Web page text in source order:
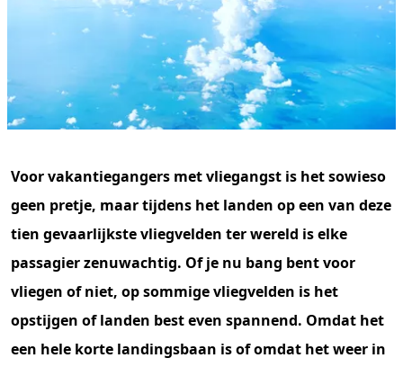
Voor vakantiegangers met vliegangst is het sowieso
geen pretje, maar tijdens het landen op een van deze
tien gevaarlijkste vliegvelden ter wereld is elke
passagier zenuwachtig. Of je nu bang bent voor
vliegen of niet, op sommige vliegvelden is het
opstijgen of landen best even spannend. Omdat het
een hele korte landingsbaan is of omdat het weer in